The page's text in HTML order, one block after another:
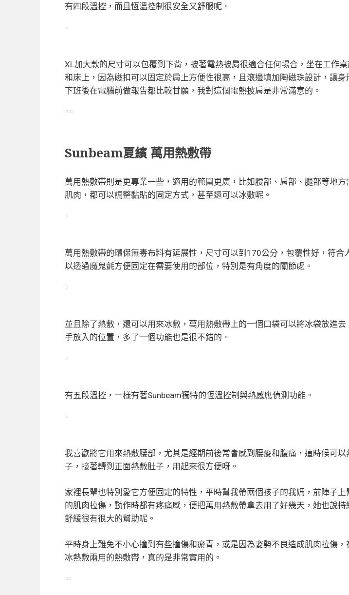
有四段溫控，而且恆溫控制很安全又舒服呢。
XL加大款的尺寸可以包覆到下背，披著電熱披肩很適合任何場合，坐在工作
和床上，因為磁扣可以固定於肩上方便性很高，且滾邊填加陶磁珠設計，讓身
下班後在電腦前做報告都比較甘願，我對這個電熱披肩是非常滿意的。
Sunbeam夏繽 萬用熱敷帶
萬用熱敷帶則是更專業一些，適用的範圍更廣，比如腰部、肩部、腿部等地方
肌肉，都可以調整黏貼的固定方式，甚至還可以冰敷呢。
萬用熱敷帶的環保無毒布料有延展性，尺寸可以到170公分，包覆性好，符合
以透過魔鬼氈方便固定在需要使用的部位，特別是有角度的關節處。
並且除了熱敷，還可以用來冰敷，萬用熱敷帶上的一個口袋可以將冰袋放進去
手放入的位置，多了一個功能也是很不錯的。
有五段溫控，一樣有著Sunbeam獨特的恆溫控制與熱感應偵測功能。
我喜歡將它用來熱敷腰部，尤其是經期前後常會感到腰痠和腹痛，這時候可以
子，接著轉到正面熱敷肚子，用起來很方便呀。
家裡長輩也特別愛它方便固定的特性，平時幫我帶兩個孩子的我媽，前陣子上
的肌肉拉傷，動作時都有疼痛感，便把萬用熱敷帶拿去用了好幾天，她也說持
舒緩很有很大的幫助呢。
平時身上難免不小心撞到有些撞傷和瘀青，或是因為姿勢不良造成肌肉拉傷，
冰熱敷兩用的熱敷帶，真的是非常實用的。